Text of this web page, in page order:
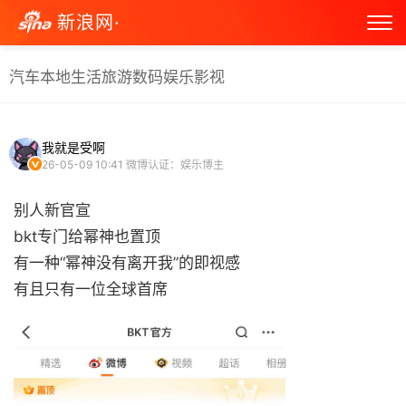
新浪网·
汽车本地生活旅游数码娱乐影视
我就是受啊
26-05-09 10:41 微博认证：娱乐博主
别人新官宣
bkt专门给幂神也置顶
有一种“幂神没有离开我”的即视感
有且只有一位全球首席 ​